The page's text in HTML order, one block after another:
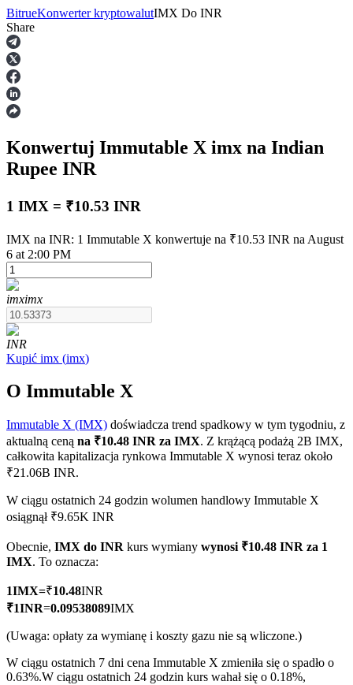
Kontrakty terminowe
Kontrakty terminowe na USDT
Kontrakty futures wykorzystujące USDT jako zabezpieczenie
Kontrakty terminowe COIN-M
Kontrakty terminowe na kryptowaluty
TradFi
towary
BitrueKonwerter kryptowalutIMX Do INR
Share
Konwertuj Immutable X imx na Indian
Rupee INR
1 IMX = ₹10.53 INR
IMX na INR: 1 Immutable X konwertuje na ₹10.53 INR na August
6 at 2:00 PM
imximx
INR
Kupić imx (imx)
O Immutable X
Immutable X (IMX) doświadcza trend spadkowy w tym tygodniu, z
aktualną ceną na ₹10.48 INR za IMX. Z krążącą podażą 2B IMX,
całkowita kapitalizacja rynkowa Immutable X wynosi teraz około
₹21.06B INR.
W ciągu ostatnich 24 godzin wolumen handlowy Immutable X
osiągnął ₹9.65K INR
Obecnie, IMX do INR kurs wymiany wynosi ₹10.48 INR za 1
IMX. To oznacza:
1IMX=₹10.48INR
₹1INR=0.09538089IMX
(Uwaga: opłaty za wymianę i koszty gazu nie są wliczone.)
W ciągu ostatnich 7 dni cena Immutable X zmieniła się o spadło o
0.63%.W ciągu ostatnich 24 godzin kurs wahał się o 0.18%,